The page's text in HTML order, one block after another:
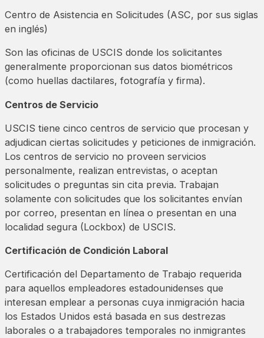
Centro de Asistencia en Solicitudes (ASC, por sus siglas
en inglés)
Son las oficinas de USCIS donde los solicitantes
generalmente proporcionan sus datos biométricos
(como huellas dactilares, fotografía y firma).
Centros de Servicio
USCIS tiene cinco centros de servicio que procesan y
adjudican ciertas solicitudes y peticiones de inmigración.
Los centros de servicio no proveen servicios
personalmente, realizan entrevistas, o aceptan
solicitudes o preguntas sin cita previa. Trabajan
solamente con solicitudes que los solicitantes envían
por correo, presentan en línea o presentan en una
localidad segura (Lockbox) de USCIS.
Certificación de Condición Laboral
Certificación del Departamento de Trabajo requerida
para aquellos empleadores estadounidenses que
interesan emplear a personas cuya inmigración hacia
los Estados Unidos está basada en sus destrezas
laborales o a trabajadores temporales no inmigrantes